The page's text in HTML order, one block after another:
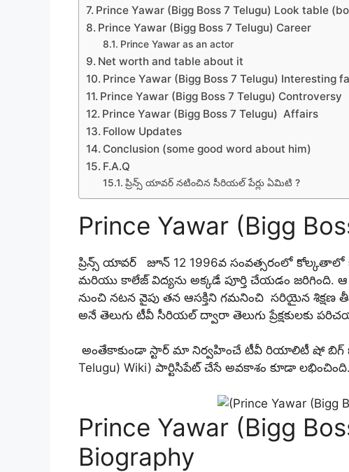
Prince Yawar (Bigg Boss 7 Telugu) Look table
Prince Yawar (Bigg Boss 7 Telugu) Career
Prince Yawar as an actor
Net worth and table about it
Prince Yawar (Bigg Boss 7 Telugu) Interesting
Prince Yawar (Bigg Boss 7 Telugu) Controversy
Prince Yawar (Bigg Boss 7 Telugu) Affairs
Follow Updates
Conclusion (some good word about him)
F.A.Q
ప్రిన్స్ యావర్ నటించిన సీరియల్ పేర్లు ఏమిటి ?
Prince Yawar (Bigg
ప్రిన్స్ యావర్ జూన్ 12 1996వ సంవత్సరంలో
మరియు కాలేజ్ విద్యను అక్కడే పూర్తి చేయడం జరిగింది.
నుంచి నటన వైపు తన ఆసక్తిని గమనించి సరియైన శిక్షణ
అనే తెలుగు టీవీ సీరియల్ ద్వారా తెలుగు ప్రేక్షకులకు
అంతేకాకుండా స్టార్ మా నిర్వహించే టీవీ రియాలిటీ షో బిగ్
Telugu) Wiki) పార్టిసిపేట్ చేసే అవకాశం కూడా లభించింది.
Prince Yawar (Bigg
Biography